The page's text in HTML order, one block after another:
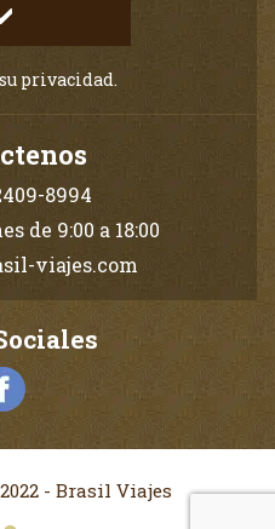
privacidad.
8994
de 9:00 a 18:00
viajes.com
- Brasil Viajes